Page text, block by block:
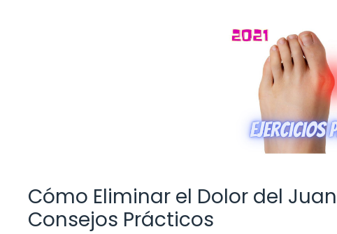
Cómo Eliminar el Dolor del
Consejos Prácticos